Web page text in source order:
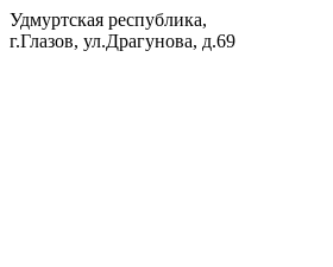
Удмуртская республика,
г.Глазов, ул.Драгунова, д.69